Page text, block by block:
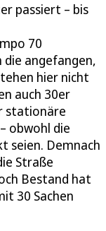
passiert – bis
70
die angefangen,
hier nicht
auch 30er
stationäre
obwohl die
seien. Demnach
Straße
Bestand hat
30 Sachen